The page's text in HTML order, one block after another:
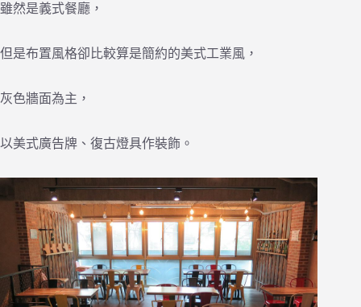
雖然是義式餐廳，
但是布置風格卻比較算是簡約的美式工業風，
灰色牆面為主，
以美式廣告牌、復古燈具作裝飾。